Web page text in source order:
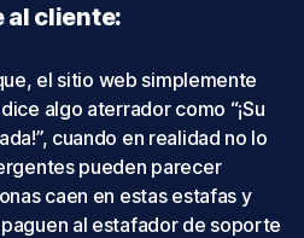
al cliente:
el sitio web simplemente
algo aterrador como “¡Su
cuando en realidad no lo
pueden parecer
caen en estas estafas y
al estafador de soporte